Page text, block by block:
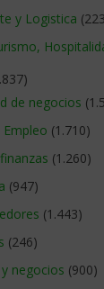
y Logistica
de negocios
Empleo (1.710)
(1.260)
(947)
(1.443)
(246)
negocios (900)